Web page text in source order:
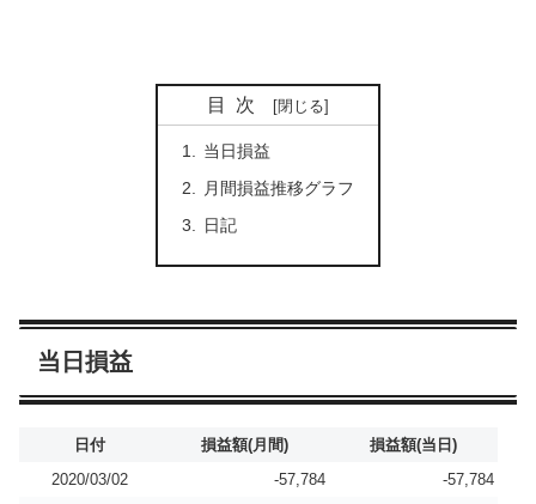
目次
当日損益
月間損益推移グラフ
日記
当日損益
日付 損益額(月間)
損益額(当日)
2020/03/02
-57,784
-57,784